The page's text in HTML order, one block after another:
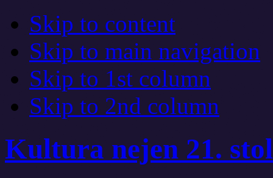
Skip to content
Skip to main navigation
Skip to 1st column
Skip to 2nd column
Kultura nejen 21.